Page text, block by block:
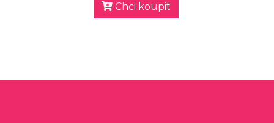
Chci koupit